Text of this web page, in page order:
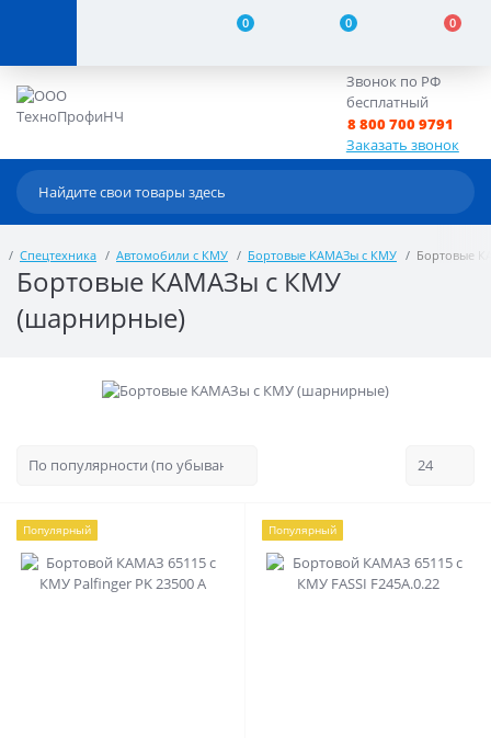
0 0 0
Звонок по РФ
бесплатный
8 800 700 9791
Заказать звонок
Спецтехника Автомобили с КМУ Бортовые КАМАЗы с КМУ Бортовые
Бортовые КАМАЗы с КМУ
(шарнирные)
Популярный Популярный